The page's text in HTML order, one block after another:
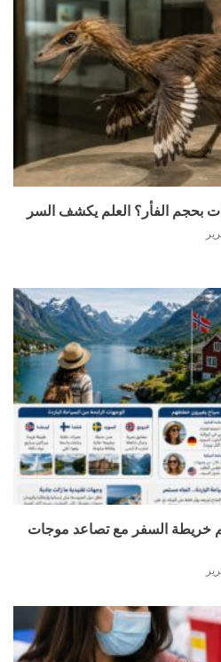
بحجم الفأر؟ العلم يكشف السر
خريطة السفر مع تصاعد موجات